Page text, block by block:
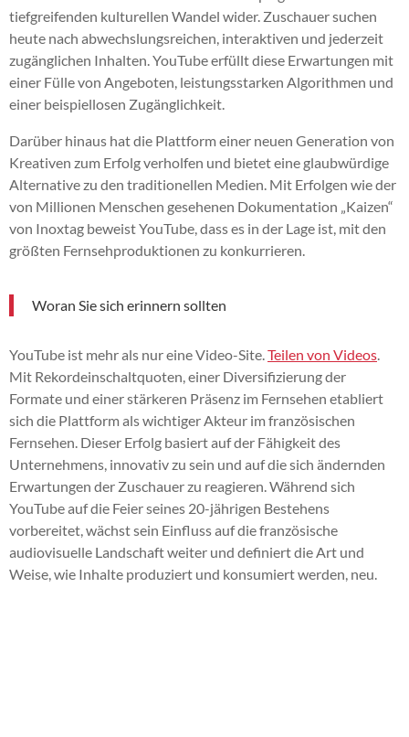
tiefgreifenden kulturellen Wandel wider. Zuschauer suchen
heute nach abwechslungsreichen, interaktiven und jederzeit
zugänglichen Inhalten. YouTube erfüllt diese Erwartungen mit
einer Fülle von Angeboten, leistungsstarken Algorithmen und
einer beispiellosen Zugänglichkeit.
Darüber hinaus hat die Plattform einer neuen Generation von
Kreativen zum Erfolg verholfen und bietet eine glaubwürdige
Alternative zu den traditionellen Medien. Mit Erfolgen wie der
von Millionen Menschen gesehenen Dokumentation „Kaizen“
von Inoxtag beweist YouTube, dass es in der Lage ist, mit den
größten Fernsehproduktionen zu konkurrieren.
Woran Sie sich erinnern sollten
YouTube ist mehr als nur eine Video-Site. Teilen von Videos
Mit Rekordeinschaltquoten, einer Diversifizierung der
Formate und einer stärkeren Präsenz im Fernsehen etabliert
sich die Plattform als wichtiger Akteur im französischen
Fernsehen. Dieser Erfolg basiert auf der Fähigkeit des
Unternehmens, innovativ zu sein und auf die sich ändernden
Erwartungen der Zuschauer zu reagieren. Während sich
YouTube auf die Feier seines 20-jährigen Bestehens
vorbereitet, wächst sein Einfluss auf die französische
audiovisuelle Landschaft weiter und definiert die Art und
Weise, wie Inhalte produziert und konsumiert werden, neu.